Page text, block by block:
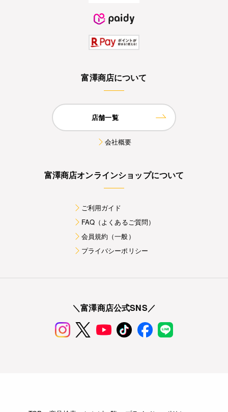
富澤商店について
店舗一覧
会社概要
富澤商店オンラインショップについて
ご利用ガイド
FAQ（よくあるご質問）
会員規約（一般）
プライバシーポリシー
＼富澤商店公式SNS／